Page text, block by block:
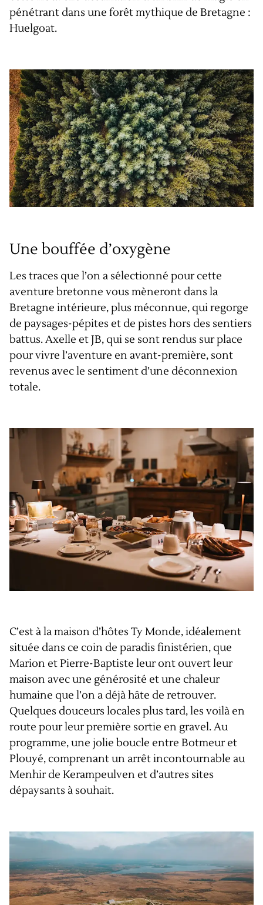
pénétrant dans une forêt mythique de Bretagne :
Huelgoat.
Une bouffée d’oxygène
Les traces que l’on a sélectionné pour cette
aventure bretonne vous mèneront dans la
Bretagne intérieure, plus méconnue, qui regorge
de paysages-pépites et de pistes hors des sentiers
battus. Axelle et JB, qui se sont rendus sur place
pour vivre l’aventure en avant-première, sont
revenus avec le sentiment d’une déconnexion
totale.
C’est à la maison d’hôtes Ty Monde, idéalement
située dans ce coin de paradis finistérien, que
Marion et Pierre-Baptiste leur ont ouvert leur
maison avec une générosité et une chaleur
humaine que l’on a déjà hâte de retrouver.
Quelques douceurs locales plus tard, les voilà en
route pour leur première sortie en gravel. Au
programme, une jolie boucle entre Botmeur et
Plouyé, comprenant un arrêt incontournable au
Menhir de Kerampeulven et d’autres sites
dépaysants à souhait.